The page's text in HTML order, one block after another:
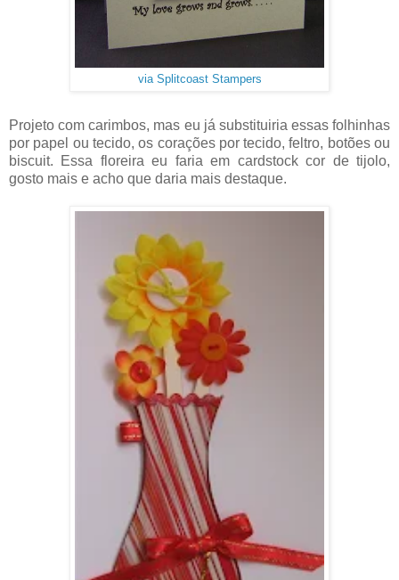
via Splitcoast Stampers
Projeto com carimbos, mas eu já substituiria essas folhinhas
por papel ou tecido, os corações por tecido, feltro, botões ou
biscuit. Essa floreira eu faria em cardstock cor de tijolo,
gosto mais e acho que daria mais destaque.